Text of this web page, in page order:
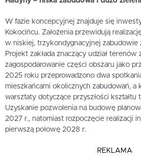
W fazie koncepcyjnej znajduje się
Kokocińcu. Założenia przewidują
w niskiej, trzykondygnacyjnej zabudowie
Projekt zakłada znaczący udział terenów
zagospodarowanie części obszaru jako
2025 roku przeprowadzono dwa
mieszkańcami okolicznych zabudowań, a
warsztaty dotyczące przyszłości kształtu
Uzyskanie pozwolenia na budowę
2027 r., natomiast rozpoczęcie realizacji
pierwszą połowę 2028 r.
REKLAMA